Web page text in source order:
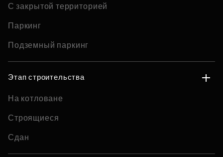
С закрытой территорией
Паркинг
Подземный паркинг
Этап строительства
На котловане
Строящиеся
Сдан